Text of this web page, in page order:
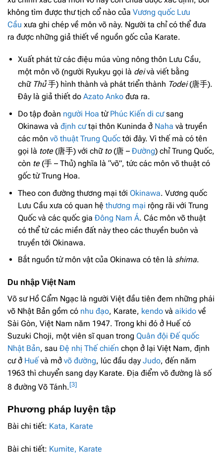
không tìm được thư tịch cổ nào của Vương quốc Lưu
Cầu xưa ghi chép về môn võ này. Người ta chỉ có thể đưa
ra được những giả thiết về nguồn gốc của Karate.
Xuất phát từ các điệu múa vùng nông thôn Lưu Cầu,
một môn võ (người Ryukyu gọi là deivà viết bằng
chữ Thủ手) hình thành và phát triển thành Todei(唐手).
Đây là giả thiết do Azato Ankođưa ra.
Do tập đoàn người Hoa từ Phúc Kiến di cưsang
Okinawa và định cưtại thôn Kuninda ở Naha và truyền
các môn võ thuật Trung Quốctới đây. Vì thế mà có tên
gọi là tote(唐手) với chữ to(唐 – Đường) chỉ Trung Quốc,
còn te(手 – Thủ) nghĩa là “võ”, tức các môn võ thuật có
gốc từ Trung Hoa.
Theo con đường thương mại tới Okinawa. Vương quốc
Lưu Cầu xưa có quan hệ thương mại rộng rãi với Trung
Quốc và các quốc gia Đông Nam Á. Các môn võ thuật
có thể từ các miền đất này theo các thuyền buôn và
truyền tới Okinawa.
Bắt nguồn từ môn vật của Okinawa có tên là shima.
Du nhập Việt Nam
Võ sư Hồ Cẩm Ngạc là người Việt đầu tiên đem những phái
võ Nhật Bản gồm có nhu đạo, Karate, kendo và aikido về
Sài Gòn, Việt Nam năm 1947. Trong khi đó ở Huế có
Suzuki Choji, một viên sĩ quan trong Quân đội Đế quốc
Nhật Bản, sau Đệ nhị Thế chiến chọn ở lại Việt Nam, định
cư ở Huế và mở võ đường, lúc đầu dạyJudo, đến năm
1963 thì chuyển sang dạy Karate. Địa điểm võ đường là số
8 đường Võ Tánh.[3]
Phương pháp luyện tập
Bài chi tiết: Kata, Karate
Bài chi tiết: Kumite, Karate